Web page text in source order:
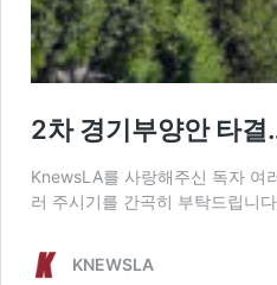
2차 경기부양안 타
KnewsLA를 사랑해주신 독자 여
러 주시기를 간곡히 부탁드립니
KNEWSLA